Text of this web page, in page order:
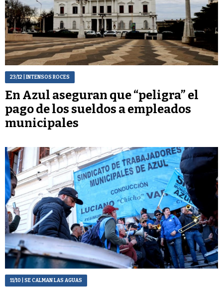
23/12 | INTENSOS ROCES
En Azul aseguran que “peligra” el
pago de los sueldos a empleados
municipales
11/10 | SE CALMAN LAS AGUAS